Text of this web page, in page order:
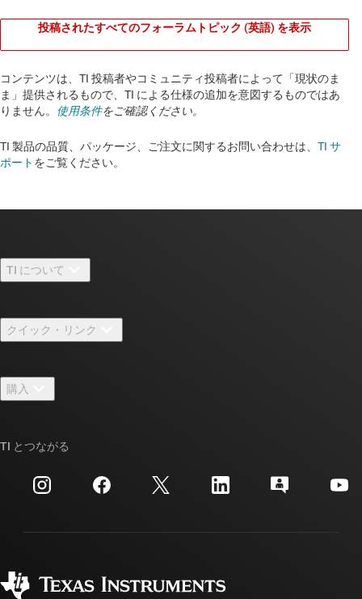
投稿されたすべてのフォーラムトピック (英語) を表示
コンテンツは、TI 投稿者やコミュニティ投稿者によって「現状のま
ま」提供されるもので、TI による仕様の追加を意図するものではあ
りません。 使用条件をご確認ください。
TI 製品の品質、パッケージ、ご注文に関するお問い合わせは、 TI サ
ポート をご覧ください。​​​​​​​​​​​​​​
TI について
採用情報
ニュース
イベント
投資家向け情報
クイック・リンク
TI E2E™ 設計サポート・フォーラム
クロスリファレンス検索
カスタマー・サポート・センター
myTI アカウントの FAQ
購入
ご注文に関する FAQ
TI とつながる